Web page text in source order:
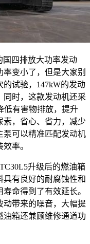
四排放大功率发动
变小了，但是大家别
试验，147kW的发动
时，这款发动机还采
低有害物排放，提升
，省心、省力，减少
泵可以精准匹配发动机
率。
升级后的燃油箱
有良好的耐腐蚀性和
命得到了有效延长。
动带来的噪音，大幅提
箱还兼顾维修通道功